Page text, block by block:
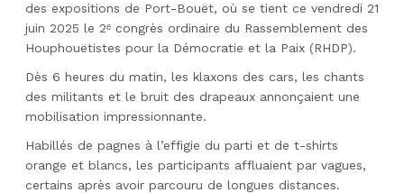
des expositions de Port-Bouët, où se tient ce vendredi 21
juin 2025 le 2ᵉ congrès ordinaire du Rassemblement des
Houphouëtistes pour la Démocratie et la Paix (RHDP).
Dès 6 heures du matin, les klaxons des cars, les chants
des militants et le bruit des drapeaux annonçaient une
mobilisation impressionnante.
Habillés de pagnes à l’effigie du parti et de t-shirts
orange et blancs, les participants affluaient par vagues,
certains après avoir parcouru de longues distances.